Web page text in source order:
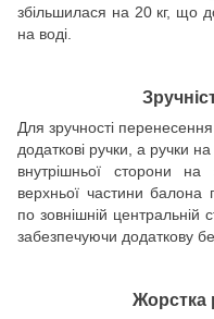
збільшилася на 20 кг, що
на воді.
Для зручності
додаткові ручки, а ручки
внутрішньої сторони
верхньої частини балона
по зовнішній центральній
забезпечуючи додаткову
Жорстка